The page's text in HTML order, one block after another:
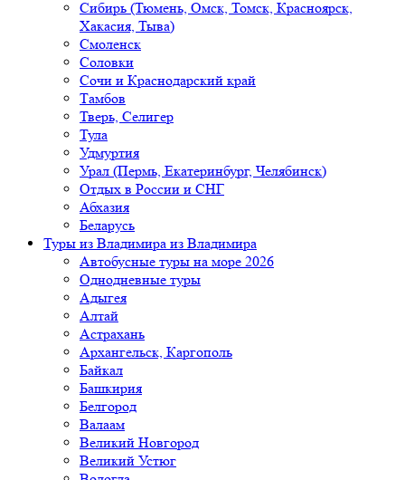
Сибирь (Тюмень, Омск, Томск, Красноярск,
Хакасия, Тыва)
Смоленск
Соловки
Сочи и Краснодарский край
Тамбов
Тверь, Селигер
Тула
Удмуртия
Урал (Пермь, Екатеринбург, Челябинск)
Отдых в России и СНГ
Абхазия
Беларусь
Туры из Владимира из Владимира
Автобусные туры на море 2026
Однодневные туры
Адыгея
Алтай
Астрахань
Архангельск, Каргополь
Байкал
Башкирия
Белгород
Валаам
Великий Новгород
Великий Устюг